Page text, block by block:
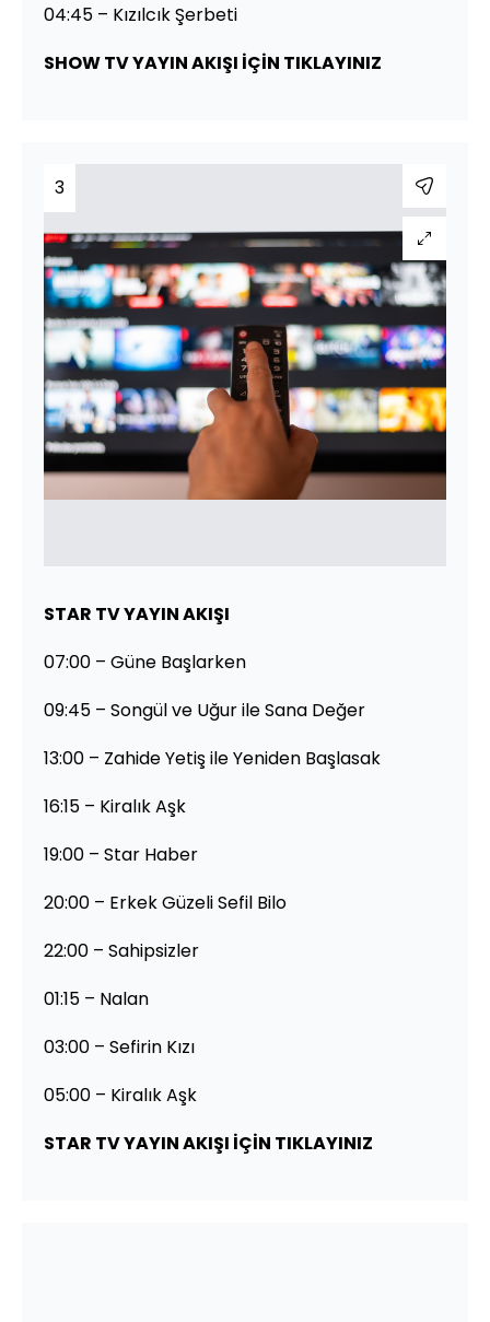
04:45 – Kızılcık Şerbeti
SHOW TV YAYIN AKIŞI İÇİN TIKLAYINIZ
3
STAR TV YAYIN AKIŞI
07:00 – Güne Başlarken
09:45 – Songül ve Uğur ile Sana Değer
13:00 – Zahide Yetiş ile Yeniden Başlasak
16:15 – Kiralık Aşk
19:00 – Star Haber
20:00 – Erkek Güzeli Sefil Bilo
22:00 – Sahipsizler
01:15 – Nalan
03:00 – Sefirin Kızı
05:00 – Kiralık Aşk
STAR TV YAYIN AKIŞI İÇİN TIKLAYINIZ